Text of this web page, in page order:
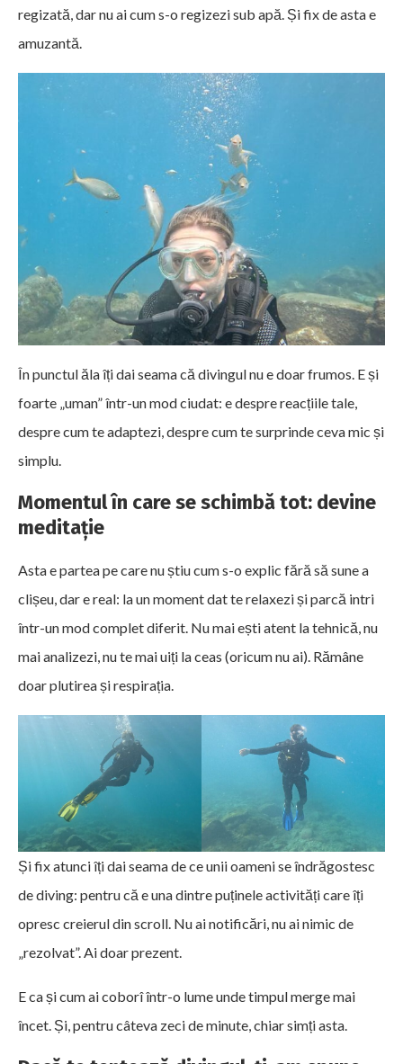
regizată, dar nu ai cum s-o regizezi sub apă. Și fix de asta e
amuzantă.
În punctul ăla îți dai seama că divingul nu e doar frumos. E și
foarte „uman” într-un mod ciudat: e despre reacțiile tale,
despre cum te adaptezi, despre cum te surprinde ceva mic și
simplu.
Momentul în care se schimbă tot: devine
meditație
Asta e partea pe care nu știu cum s-o explic fără să sune a
clișeu, dar e real: la un moment dat te relaxezi și parcă intri
într-un mod complet diferit. Nu mai ești atent la tehnică, nu
mai analizezi, nu te mai uiți la ceas (oricum nu ai). Rămâne
doar plutirea și respirația.
Și fix atunci îți dai seama de ce unii oameni se îndrăgostesc
de diving: pentru că e una dintre puținele activități care îți
opresc creierul din scroll. Nu ai notificări, nu ai nimic de
„rezolvat”. Ai doar prezent.
E ca și cum ai coborî într-o lume unde timpul merge mai
încet. Și, pentru câteva zeci de minute, chiar simți asta.